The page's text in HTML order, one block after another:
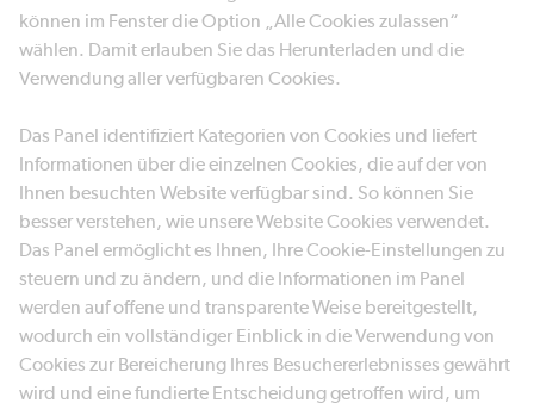
können im Fenster die Option „Alle Cookies zulassen“
wählen. Damit erlauben Sie das Herunterladen und die
Verwendung aller verfügbaren Cookies.
Das Panel identifiziert Kategorien von Cookies und liefert
Informationen über die einzelnen Cookies, die auf der von
Ihnen besuchten Website verfügbar sind. So können Sie
besser verstehen, wie unsere Website Cookies verwendet.
Das Panel ermöglicht es Ihnen, Ihre Cookie-Einstellungen zu
steuern und zu ändern, und die Informationen im Panel
werden auf offene und transparente Weise bereitgestellt,
wodurch ein vollständiger Einblick in die Verwendung von
Cookies zur Bereicherung Ihres Besuchererlebnisses gewährt
wird und eine fundierte Entscheidung getroffen wird, um